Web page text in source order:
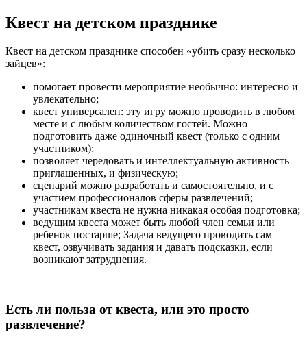
Квест на детском празднике
Квест на детском празднике способен «убить сразу несколько
зайцев»:
помогает провести мероприятие необычно: интересно и
увлекательно;
квест универсален: эту игру можно проводить в любом
месте и с любым количеством гостей. Можно
подготовить даже одиночный квест (только с одним
участником);
позволяет чередовать и интеллектуальную активность
приглашенных, и физическую;
сценарий можно разработать и самостоятельно, и с
участием профессионалов сферы развлечений;
участникам квеста не нужна никакая особая подготовка;
ведущим квеста может быть любой член семьи или
ребенок постарше; Задача ведущего проводить сам
квест, озвучивать задания и давать подсказки, если
возникают затруднения.
Есть ли польза от квеста, или это просто
развлечение?